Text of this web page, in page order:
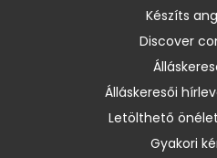
Készíts
Discover
Álláskeresői
Letölthető
Gyakori